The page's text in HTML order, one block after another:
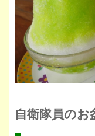
自衛隊員のお